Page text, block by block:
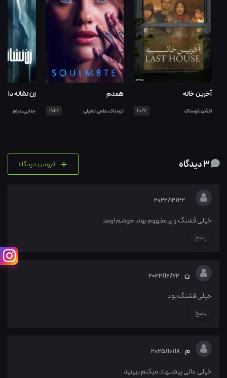
آخرین خانه
اکشن,ترسناک 2026
همدم
ترسناک,علمی تخیلی 2026
زن نشانه دار
جنایی,درام
+ افزودن دیدگاه
2022/12/22
خیلی قشنگ و پر مفهوم بود، خوشم اومد
پاسخ
ن 2022/12/22
خيلی قشنگ بود
پاسخ
م 2025/10/18
خیلی عالی پیشنهاد میکنم ببینید